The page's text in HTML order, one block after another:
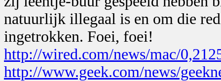
natuurlijk illegaal is en om die
ingetrokken. Foei, foei!
http://wired.com/news/mac/
http://www.geek.com/news/